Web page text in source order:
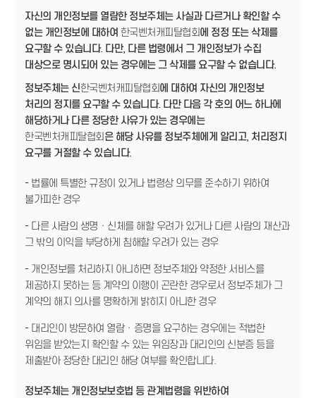
자신의 개인정보를 열람한 정보주체는 사실과 다르거나 확인할 수
없는 개인정보에 대하여 한국벤처캐피탈협회에 정정 또는 삭제를
요구할 수 있습니다. 다만, 다른 법령에서 그 개인정보가 수집
대상으로 명시되어 있는 경우에는 그 삭제를 요구할 수 없습니다.
정보주체는 신한국벤처캐피탈협회에 대하여 자신의 개인정보
처리의 정지를 요구할 수 있습니다. 다만 다음 각 호의 어느 하나에
해당하거나 다른 정당한 사유가 있는 경우에는
한국벤처캐피탈협회은 해당 사유를 정보주체에게 알리고, 처리정지
요구를 거절할 수 있습니다.
- 법률에 특별한 규정이 있거나 법령상 의무를 준수하기 위하여
불가피한 경우
- 다른 사람의 생명ㆍ신체를 해할 우려가 있거나 다른 사람의 재산과
그 밖의 이익을 부당하게 침해할 우려가 있는 경우
- 개인정보를 처리하지 아니하면 정보주체와 약정한 서비스를
제공하지 못하는 등 계약의 이행이 곤란한 경우로서 정보주체가 그
계약의 해지 의사를 명확하게 밝히지 아니한 경우
- 대리인이 방문하여 열람ㆍ증명을 요구하는 경우에는 적법한
위임을 받았는지 확인할 수 있는 위임장과 대리인의 신분증 등을
제출받아 정당한 대리인 해당 여부를 확인합니다.
정보주체는 개인정보보호법 등 관계법령을 위반하여